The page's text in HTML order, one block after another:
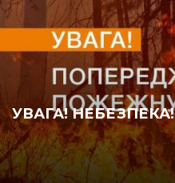
УВАГА! НЕБЕЗПЕКА!